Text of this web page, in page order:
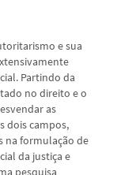
e sua
Partindo da
no direito e o
as
dois campos,
na formulação de
da justiça e
pesquisa